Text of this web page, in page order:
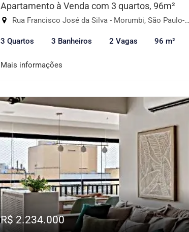
Apartamento à Venda com 3 quartos, 96m²
Rua Francisco José da Silva - Morumbi, São Paulo-SP
3 Quartos 3 Banheiros 2 Vagas 96 m²
Mais informações
R$ 2.234.000